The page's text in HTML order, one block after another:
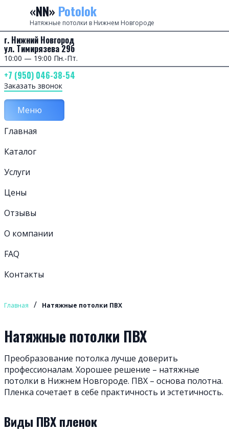
Перейти к содержанию
«NN» Potolok
Натяжные потолки в Нижнем Новгороде
г. Нижний Новгород
ул. Тимирязева 29б
10:00 — 19:00 Пн.-Пт.
+7 (950) 046-38-54
Заказать звонок
Меню
Главная
Каталог
Услуги
Цены
Отзывы
О компании
FAQ
Контакты
Главная / Натяжные потолки ПВХ
Натяжные потолки ПВХ
Преобразование потолка лучше доверить
профессионалам. Хорошее решение – натяжные
потолки в Нижнем Новгороде. ПВХ – основа полотна.
Пленка сочетает в себе практичность и эстетичность.
Виды ПВХ пленок